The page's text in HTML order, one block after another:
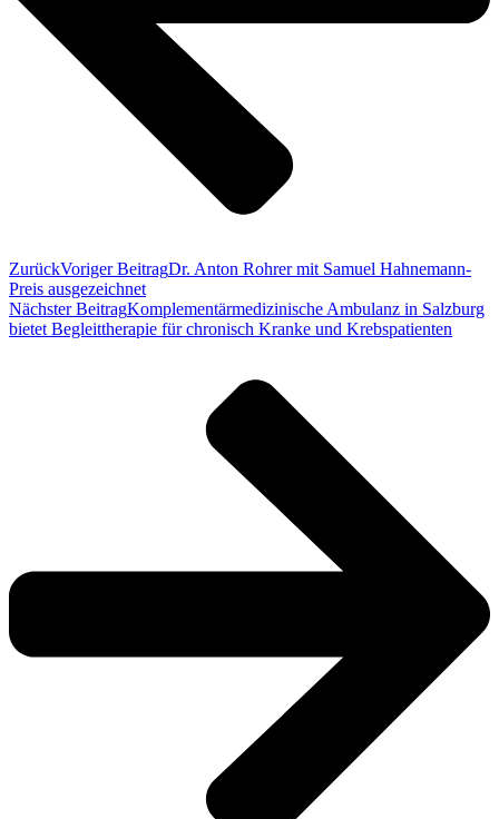
ZurückVoriger BeitragDr. Anton Rohrer mit Samuel Hahnemann-
Preis ausgezeichnet
Nächster BeitragKomplementärmedizinische Ambulanz in Salzburg
bietet Begleittherapie für chronisch Kranke und Krebspatienten